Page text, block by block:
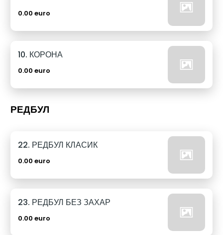
0.00 euro
10. КОРОНА
0.00 euro
РЕДБУЛ
22. РЕДБУЛ КЛАСИК
0.00 euro
23. РЕДБУЛ БЕЗ ЗАХАР
0.00 euro